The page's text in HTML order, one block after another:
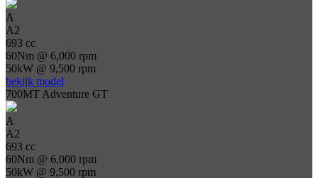
A
A2
693 cc
60Nm @ 6,000 rpm
50kW @ 9,500 rpm
bekijk model
700MT Adventure GT
A
A2
693 cc
60Nm @ 6,000 rpm
50kW @ 9,500 rpm